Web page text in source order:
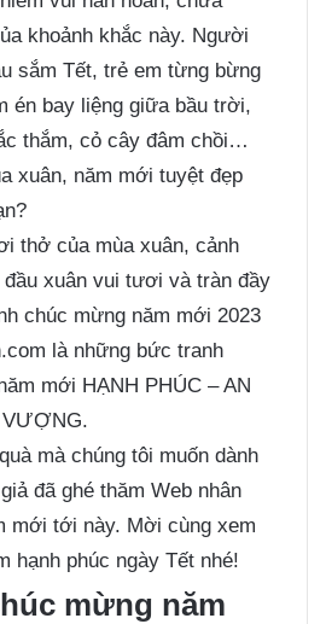
khoảnh khắc này. Người
sắm Tết, trẻ em từng bừng
én bay liệng giữa bầu trời,
thắm, cỏ cây đâm chồi…
xuân, năm mới tuyệt đẹp
thở của mùa xuân, cảnh
xuân vui tươi và tràn đầy
chúc mừng năm mới 2023
là những bức tranh
mới HẠNH PHÚC – AN
VƯỢNG.
mà chúng tôi muốn dành
đã ghé thăm Web nhân
mới tới này. Mời cùng xem
hạnh phúc ngày Tết nhé!
mừng năm